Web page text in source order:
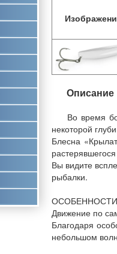
Описание
Во время
некоторой
Блесна
Вы видите
рыбалки.
ОСОБЕННОСТИ
Движение по
Благодаря
небольшом